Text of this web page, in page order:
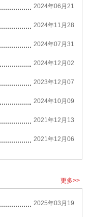
2024年06月21
2024年11月28
2024年07月31
2024年12月02
2023年12月07
2024年10月09
2021年12月13
2021年12月06
更多>>
2025年03月19